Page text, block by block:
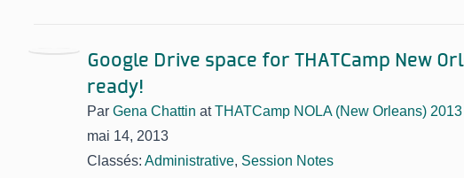
Google Drive space for THATCamp New
ready!
Par Gena Chattin atTHATCamp NOLA (New Orleans) 2013
mai 14, 2013
Classés: Administrative, Session Notes